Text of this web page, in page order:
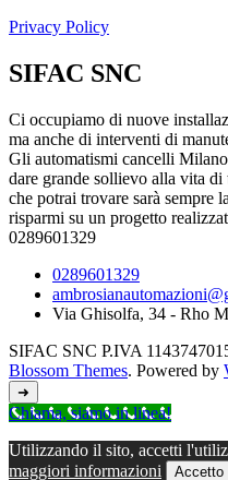
Privacy Policy
SIFAC SNC
Ci occupiamo di nuove
ma anche di interventi di
Gli automatismi cancelli
dare grande sollievo alla vita
che potrai trovare sarà sempre
risparmi su un progetto
0289601329
0289601329
Via Ghisolfa, 34 - Rho
SIFAC SNC P.IVA
Blossom Themes. Powered by
➜
Chiama, siamo in linea!
Utilizzando il sito, accetti
maggiori informazioni
Accetto